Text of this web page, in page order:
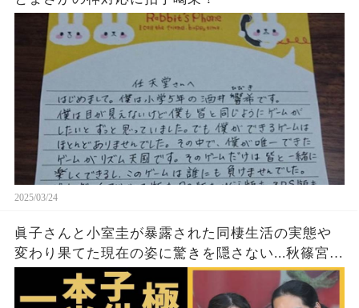
2025/03/24
眞子さんと小室圭が暴露された同棲生活の実態や
変わり果てた現在の姿に驚きを隠さない...秋篠宮家
の長女がアメリカで極秘出産の真相や暴露された
ヤバいO癖に言葉を失う...